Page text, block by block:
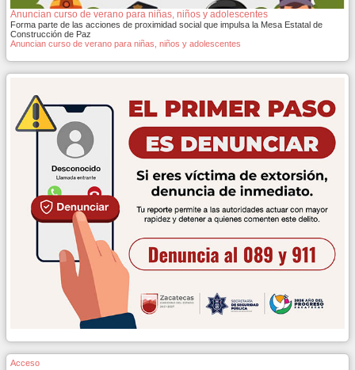
Anuncian curso de verano para niñas, niños y adolescentes
Forma parte de las acciones de proximidad social que impulsa la Mesa Estatal de
Construcción de Paz
Anuncian curso de verano para niñas, niños y adolescentes
Acceso